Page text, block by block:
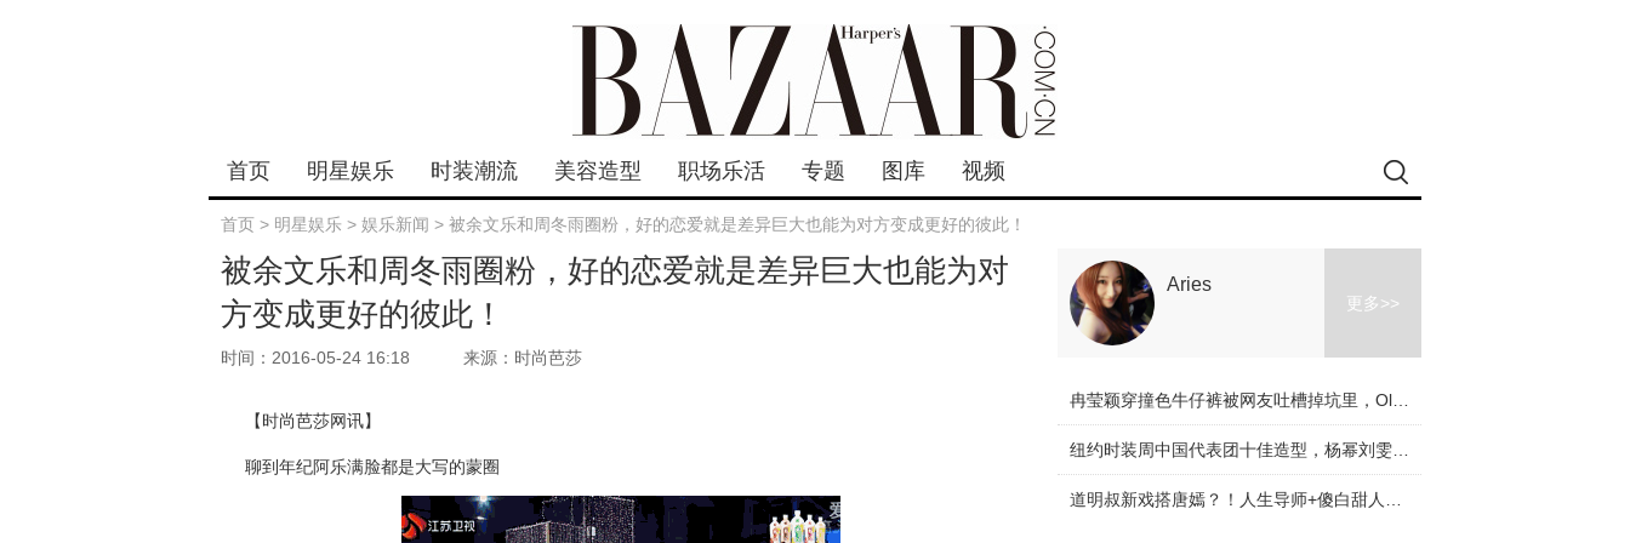
首页 明星娱乐 时装潮流 美容造型 职场乐活 专题 图库 视频
首页 > 明星娱乐 > 娱乐新闻 > 被余文乐和周冬雨圈粉，好的恋爱就是差异巨大也能为对方变成更好的彼此！
被余文乐和周冬雨圈粉，好的恋爱就是差异巨大也能为对
方变成更好的彼此！
时间：2016-05-24 16:18 来源：时尚芭莎
【时尚芭莎网讯】
聊到年纪阿乐满脸都是大写的蒙圈
Aries
更多>>